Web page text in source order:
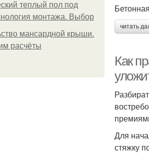
теплый пол под
монтажа. Выбор
мансардной крыши.
расчёты
читать
Как
Для
стяжку